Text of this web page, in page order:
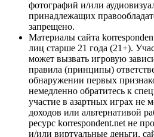
фотографий и/или
принадлежащих
запрещено.
Материалы сайта
лиц старше 21 года (21+).
может вызвать игровую
правила (принципы)
обнаружении первых
немедленно обратитесь к
участие в азартных играх не
доходов или альтернативой
ресурс korrespondent.net не
и/или виртуальные деньги,